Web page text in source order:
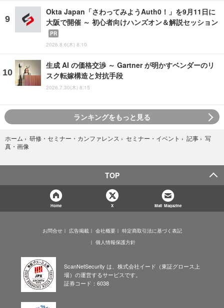
Okta Japan「さわってみようAuth0！」を9月11日に
大阪で開催 ～ 初心者向けハンズオン＆解説セッション
PR
2026.8.6(木) 8:10
生成 AI の価格交渉 ～ Gartner が明かすベンダーのリ
スク転嫁構造と対抗手段
2026.7.30(木) 8:15
ランキングをもっと見る
ホーム › 研修・セミナー・カンファレンス › セミナー・イベント › 記事 › 写
真・画像
TOP
Home X Mail Magazine
お問合せ 広告掲載 会社概要
特定商取引法に基づく表記
個人情報保護方針
ScanNetSecurity は、株式会社イード（東証グロース上
場）の運営するサービスです。
証券コード：6038